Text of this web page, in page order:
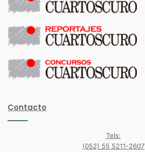
Contacto
Tels:
(052) 55 5211-2607